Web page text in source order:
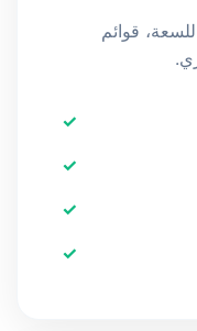
قوائم